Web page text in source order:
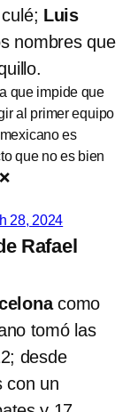
Luis
nombres que
que impide que
al primer equipo
es
que no es bien
28, 2024
Rafael
como
tomó las
desde
con un